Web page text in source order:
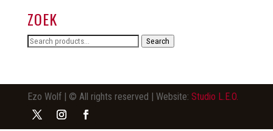
ZOEK
Search
Search
Ezo Wolf | © All rights reserved | Website: Studio L.E.O.